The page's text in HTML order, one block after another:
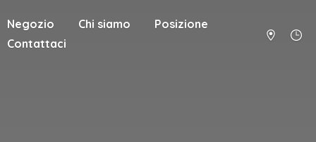
Negozio Chi siamo
Posizione
Contattaci